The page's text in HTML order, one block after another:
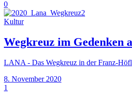
0
Kultur
Wegkreuz im Gedenken
LANA - Das Wegkreuz in der Franz-
8. November 2020
1